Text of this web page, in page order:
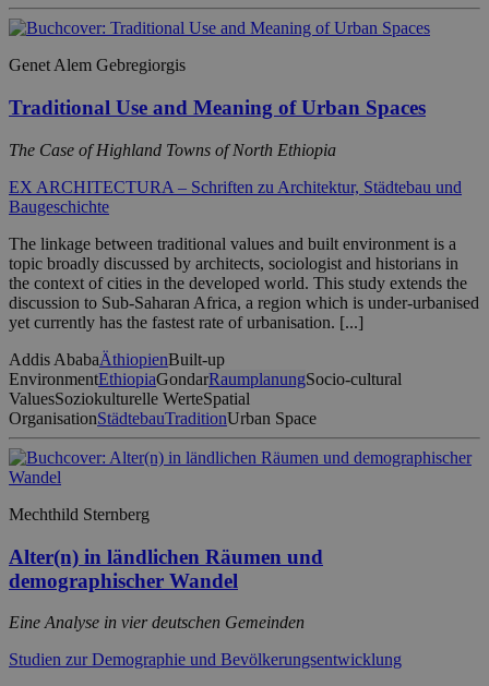
Genet Alem Gebregiorgis
Traditional Use and Meaning of Urban Spaces
The Case of Highland Towns of North Ethiopia
EX ARCHITECTURA – Schriften zu Architektur, Städtebau und
Baugeschichte
The linkage between traditional values and built environment is a
topic broadly discussed by architects, sociologist and historians in
the context of cities in the developed world. This study extends the
discussion to Sub-Saharan Africa, a region which is under-urbanised
yet currently has the fastest rate of urbanisation. [...]
Addis AbabaÄthiopienBuilt-up
EnvironmentEthiopiaGondarRaumplanungSocio-cultural
ValuesSoziokulturelle WerteSpatial
OrganisationStädtebauTraditionUrban Space
Mechthild Sternberg
Alter(n) in ländlichen Räumen und
demographischer Wandel
Eine Analyse in vier deutschen Gemeinden
Studien zur Demographie und Bevölkerungsentwicklung